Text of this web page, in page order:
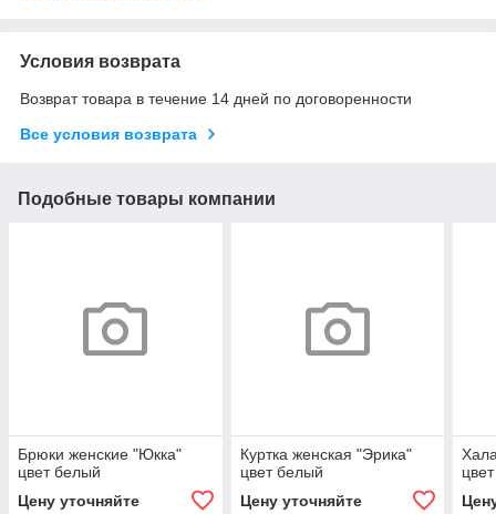
Условия возврата
Возврат товара в течение 14 дней по договоренности
Все условия возврата
Подобные товары компании
Брюки женские "Юкка"
цвет белый
Цену уточняйте
Куртка женская "Эрика"
цвет белый
Цену уточняйте